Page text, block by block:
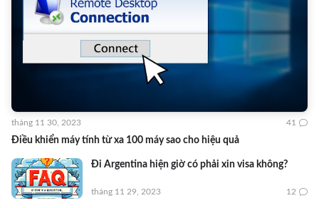
Điều khiển máy tính từ xa 100 máy sao cho hiệu quả
tháng 11 30, 2023 41
Đi Argentina hiện giờ có phải xin visa không?
tháng 11 29, 2023 12